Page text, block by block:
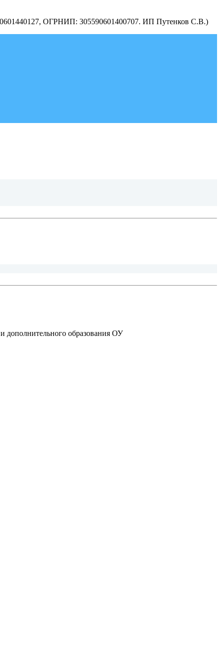
ОГРНИП: 305590601400707. ИП Путенков С.В.)
дополнительного образования ОУ